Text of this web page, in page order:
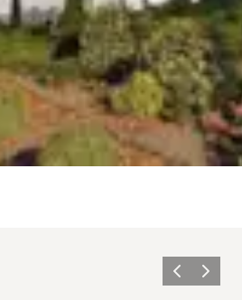
Vorige Volgende